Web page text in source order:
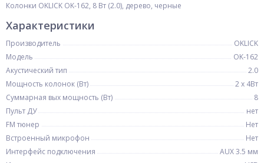
Колонки OKLICK OK-162, 8 Вт (2.0), дерево, черные
Характеристики
Производитель
OKLICK
Модель
OK-162
Акустический тип
2.0
Мощность колонок (Вт)
2 x 4Вт
Суммарная вых мощность (Вт)
8
Пульт ДУ
нет
FM тюнер
Нет
Встроенный микрофон
Нет
Интерфейс подключения
AUX 3.5 мм